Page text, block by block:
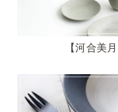
河合美月